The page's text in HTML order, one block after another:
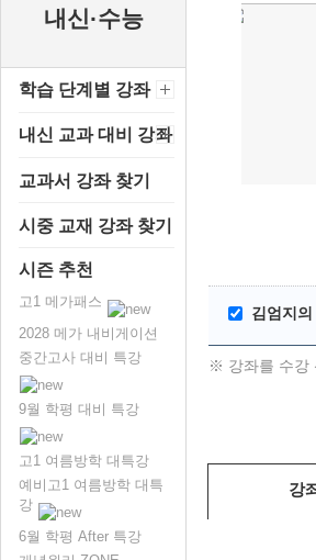
내신·수능
학습 단계별 강좌
내신 교과 대비 강좌
교과서 강좌 찾기
시중 교재 강좌 찾기
시즌 추천
고1 메가패스
2028 메가 내비게이션
중간고사 대비 특강
9월 학평 대비 특강
고1 여름방학 대특강
예비고1 여름방학 대특
강
6월 학평 After 특강
김엄지
※ 강좌를 수강
강